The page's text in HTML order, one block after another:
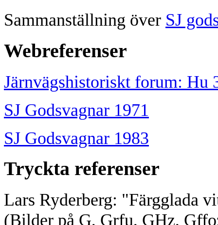
Sammanställning över SJ
Webreferenser
Järnvägshistoriskt forum: Hu
SJ Godsvagnar 1971
SJ Godsvagnar 1983
Tryckta referenser
Lars Ryderberg: "Färgglada
(Bilder på G, Grfu, GHz,